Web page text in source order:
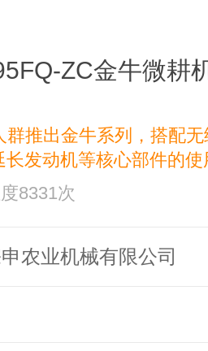
ZC金牛微耕
推出金牛系列，搭配
发动机等核心部件的使
8331次
农业机械有限公司